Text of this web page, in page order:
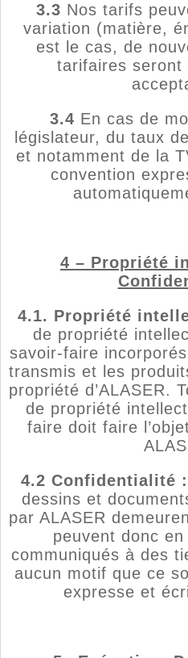
3.3 Nos tarifs
variation (matière,
est le cas, de
tarifaires seront
3.4 En cas de
législateur, du taux
et notamment de la
convention
4 – Propriété
4.1. Propriété
de propriété
savoir-faire
transmis et les
propriété d’ALASER.
de propriété
faire doit faire
4.2 Confidentialité :
dessins et
par ALASER
peuvent donc
communiqués à des
aucun motif que ce
expresse et